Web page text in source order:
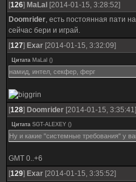
[126] MaLal [2014-01-15, 3:28:52]
Doomrider, есть постоянная пати
сейчас бери и играй.
[127] Exar [2014-01-15, 3:32:09]
Цитата MaLal ()
намид, интел, секфер, ферг
[128] Doomrider [2014-01-15, 3:35:41]
Цитата SGT-ALEXEY ()
Ну и какие "системные требования" у
GMT 0..+6
[129] Exar [2014-01-15, 3:35:52]